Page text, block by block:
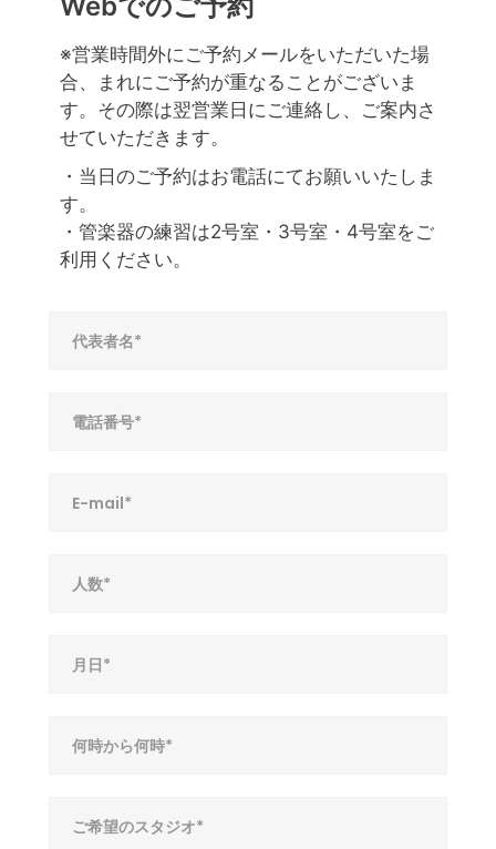
※営業時間外にご予約メールをいただいた場
合、まれにご予約が重なることがございま
す。その際は翌営業日にご連絡し、ご案内さ
せていただきます。
・当日のご予約はお電話にてお願いいたしま
す。
・管楽器の練習は2号室・3号室・4号室をご
利用ください。